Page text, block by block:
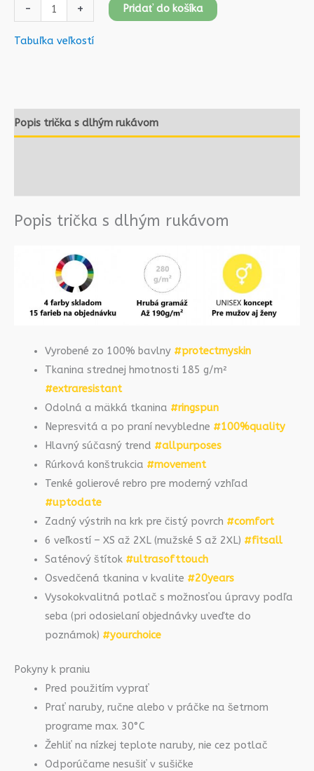
- + Pridať do košíka
Tabuľka veľkostí
Popis trička s dlhým rukávom
Popis trička s dlhým rukávom
Vyrobené zo 100% bavlny #protectmyskin
Tkanina strednej hmotnosti 185 g/m²
#extraresistant
Odolná a mäkká tkanina #ringspun
Nepresvitá a po praní nevybledne #100%quality
Hlavný súčasný trend #allpurposes
Rúrková konštrukcia #movement
Tenké golierové rebro pre moderný vzhľad
#uptodate
Zadný výstrih na krk pre čistý povrch #comfort
6 veľkostí – XS až 2XL (mužské S až 2XL) #fitsall
Saténový štítok #ultrasofttouch
Osvedčená tkanina v kvalite #20years
Vysokokvalitná potlač s možnosťou úpravy podľa
seba (pri odosielaní objednávky uveďte do
poznámok) #yourchoice
Pokyny k praniu
Pred použitím vyprať
Prať naruby, ručne alebo v práčke na šetrnom
programe max. 30°C
Žehliť na nízkej teplote naruby, nie cez potlač
Odporúčame nesušiť v sušičke